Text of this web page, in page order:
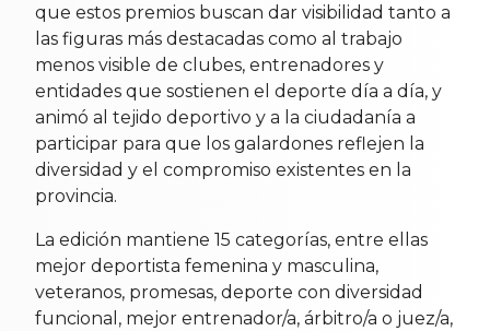
que estos premios buscan dar visibilidad tanto a
las figuras más destacadas como al trabajo
menos visible de clubes, entrenadores y
entidades que sostienen el deporte día a día, y
animó al tejido deportivo y a la ciudadanía a
participar para que los galardones reflejen la
diversidad y el compromiso existentes en la
provincia.
La edición mantiene 15 categorías, entre ellas
mejor deportista femenina y masculina,
veteranos, promesas, deporte con diversidad
funcional, mejor entrenador/a, árbitro/a o juez/a,